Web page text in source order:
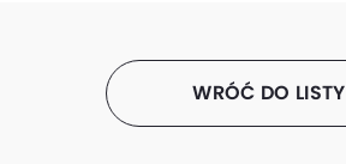
WRÓĆ DO LISTY